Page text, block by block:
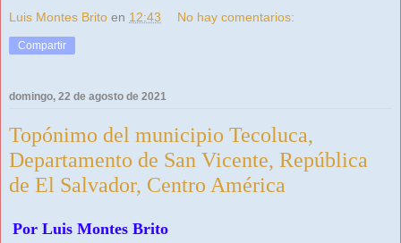
Luis Montes Brito en 12:43 No hay comentarios:
Compartir
domingo, 22 de agosto de 2021
Topónimo del municipio Tecoluca,
Departamento de San Vicente, República
de El Salvador, Centro América
Por Luis Montes Brito